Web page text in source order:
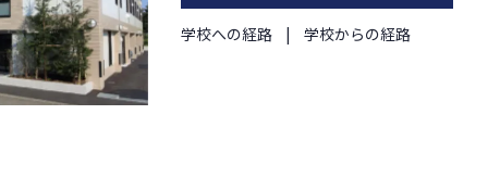
学校への経路 学校からの経路